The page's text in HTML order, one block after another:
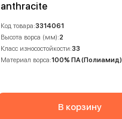
anthracite
Код товара:3314061
Высота ворса (мм):2
Класс износостойкости:33
Материал ворса:100% ПА (Полиамид)
В корзину